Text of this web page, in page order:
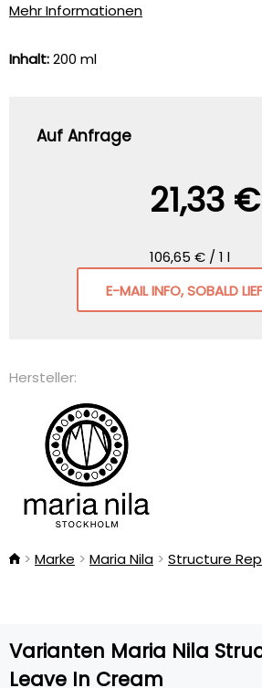
Mehr Informationen
Inhalt:200 ml
Auf Anfrage
21,33 €
106,65 € / 1 l
E-MAIL INFO, SOBALD
Hersteller:
Marke Maria Nila Structure
Varianten Maria Nila
Leave In Cream